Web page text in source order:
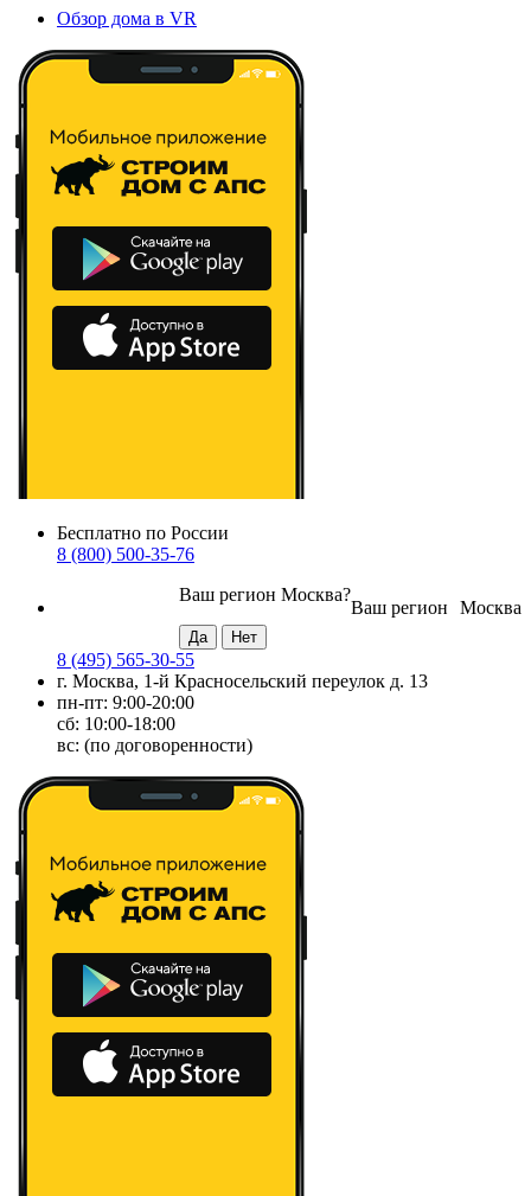
Обзор дома в VR
Бесплатно по России
8 (800) 500-35-76
Москва
Ваш регион
Ваш регион Москва?
8 (495) 565-30-55
г. Москва, 1-й Красносельский переулок д. 13
пн-пт: 9:00-20:00
сб: 10:00-18:00
вс: (по договоренности)